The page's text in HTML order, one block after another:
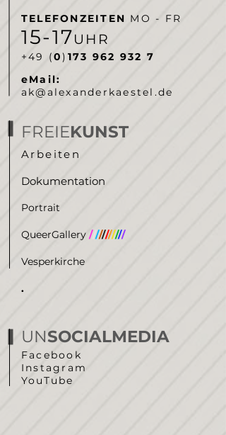
TELEFONZEITEN MO - FR
15-17UHR
‭+49 (0) 173 962 932 7‬
eMail:
ak@alexanderkaestel.de
FREIEKUNST
Arbeiten
Dokumentation
Portrait
QueerGallery ///////////
Vesperkirche
.
UNSOCIALMEDIA
Facebook
Instagram
YouTube